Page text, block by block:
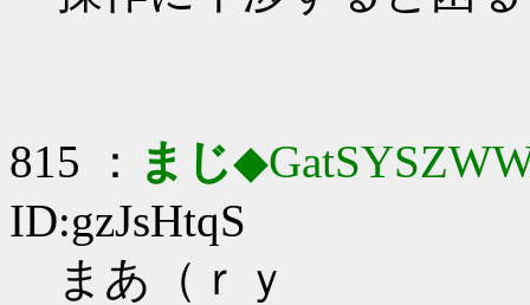
815 ： まじ
ID:gzJsHtqS
まあ（ｒｙ